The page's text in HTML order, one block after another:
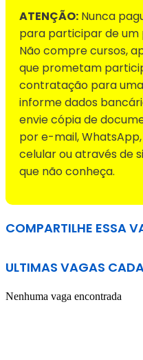
ATENÇÃO: Nunca
para participar de um
Não compre cursos,
que prometam
contratação para uma
informe dados
envie cópia de
por e-mail,
celular ou através de
que não conheça.
COMPARTILHE ESSA
ULTIMAS VAGAS
Nenhuma vaga encontrada